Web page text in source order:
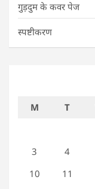
गुड़दुम के कवर पेज
स्पष्टीकरण
M
T
3
4
10
11